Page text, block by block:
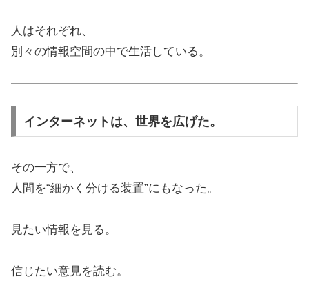
人はそれぞれ、
別々の情報空間の中で生活している。
インターネットは、世界を広げた。
その一方で、
人間を“細かく分ける装置”にもなった。
見たい情報を見る。
信じたい意見を読む。